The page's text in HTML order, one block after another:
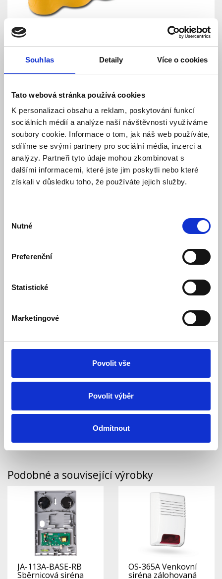
Souhlas Detaily Více o cookies
Tato webová stránka používá cookies
K personalizaci obsahu a reklam, poskytování funkcí
sociálních médií a analýze naší návštěvnosti využíváme
soubory cookie. Informace o tom, jak náš web používáte,
sdílíme se svými partnery pro sociální média, inzerci a
analýzy. Partneři tyto údaje mohou zkombinovat s
dalšími informacemi, které jste jim poskytli nebo které
získali v důsledku toho, že používáte jejich služby.
souhlasu
Nutné
Preferenční
Statistické
Marketingové
Povolit vše
Povolit výběr
Odmítnout
BAT-4V8 Zálohovací
akupack (baterie) -
Jablotron
Model: BAT-4V8 | Výrobce:
Jablotron
Produktové číslo: 106 / 000068
Doporučená koncová cena s DPH:
215,26 Kč
Dostupnost:
Skladem
Popis
Jablotron BAT-4V8
. Kompatibilní pro sirényJablotron OS-360,365, JA-
Podobné a související výrobky
JA-113A-BASE-RB
Sběrnicová siréna
OS-365A Venkovní
siréna zálohovaná